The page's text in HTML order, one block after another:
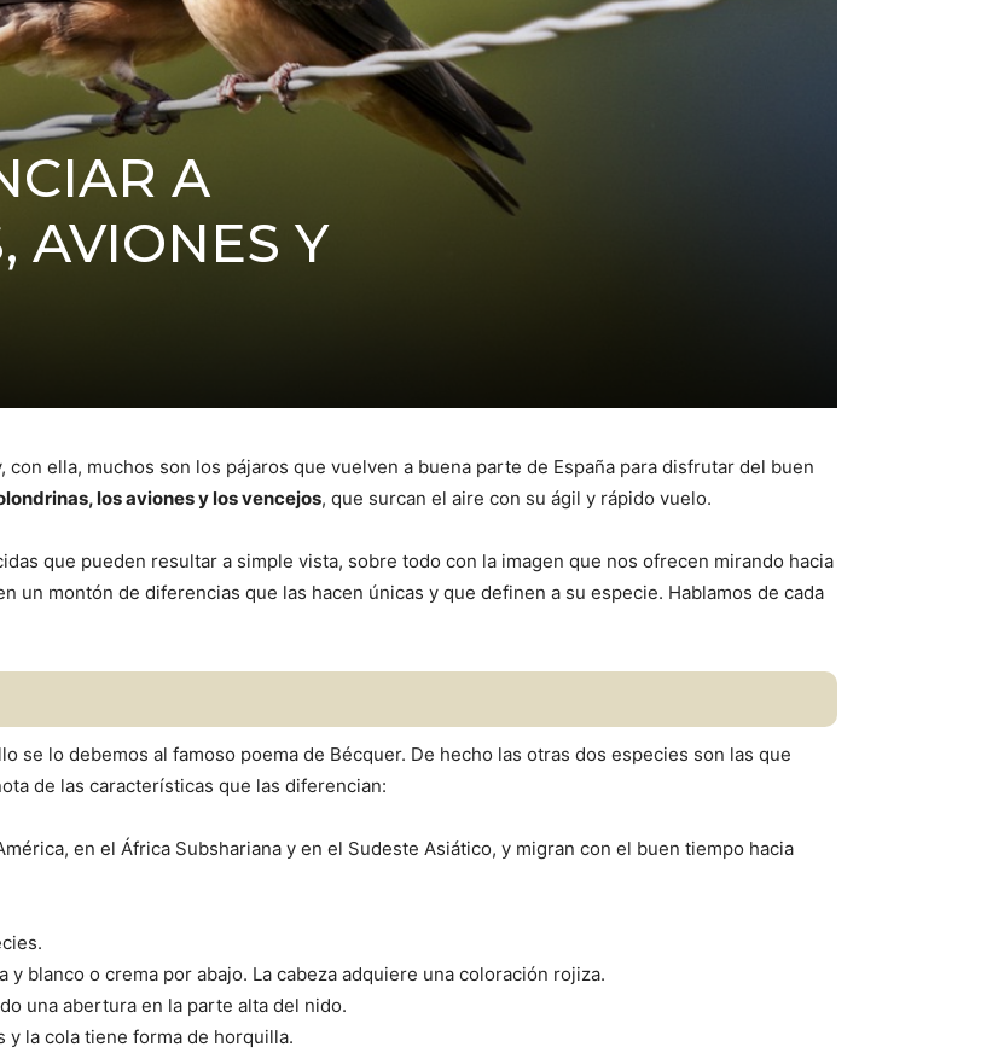
A
AVIONES Y
ella, muchos son los pájaros que vuelven a buena parte de España para disfrutar del buen
los aviones y los vencejos, que surcan el aire con su ágil y rápido vuelo.
que pueden resultar a simple vista, sobre todo con la imagen que nos ofrecen mirando hacia
un montón de diferencias que las hacen únicas y que definen a su especie. Hablamos de cada
se lo debemos al famoso poema de Bécquer. De hecho las otras dos especies son las que
de las características que las diferencian:
en el África Subshariana y en el Sudeste Asiático, y migran con el buen tiempo hacia
blanco o crema por abajo. La cabeza adquiere una coloración rojiza.
una abertura en la parte alta del nido.
y la cola tiene forma de horquilla.